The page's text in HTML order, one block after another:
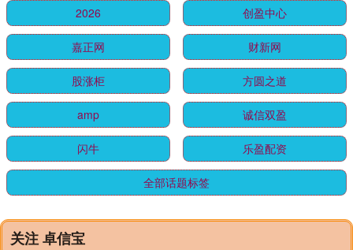
2026 创盈中心
嘉正网 财新网
股涨柜 方圆之道
amp 诚信双盈
闪牛 乐盈配资
全部话题标签
关注 卓信宝